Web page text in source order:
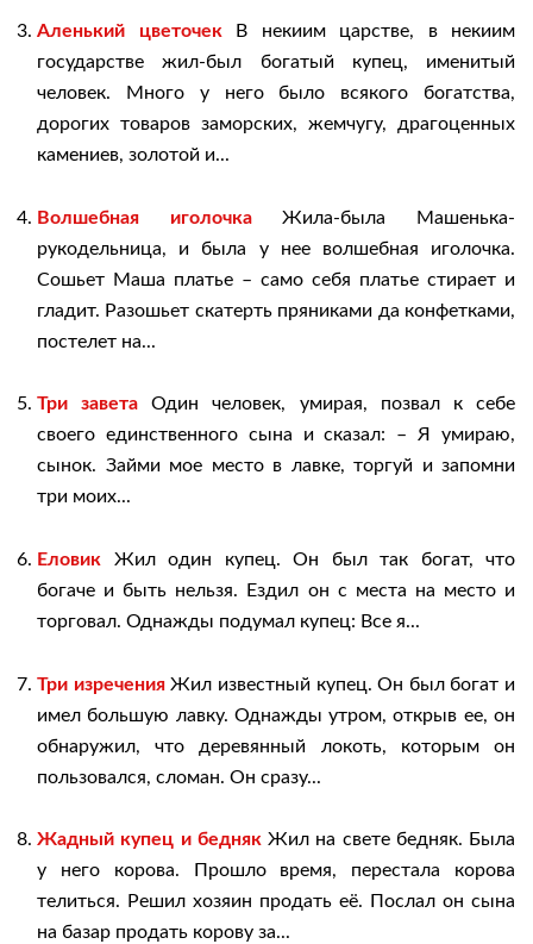
Аленький цветочек В некиим царстве, в некиим
государстве жил-был богатый купец, именитый
человек. Много у него было всякого богатства,
дорогих товаров заморских, жемчугу, драгоценных
камениев, золотой и...
Волшебная иголочкаЖила-была Машенька-
рукодельница, и была у нее волшебная иголочка.
Сошьет Маша платье – само себя платье стирает и
гладит. Разошьет скатерть пряниками да конфетками,
постелет на...
Три завета Один человек, умирая, позвал к себе
своего единственного сына и сказал: – Я умираю,
сынок. Займи мое место в лавке, торгуй и запомни
три моих...
Еловик Жил один купец. Он был так богат, что
богаче и быть нельзя. Ездил он с места на место и
торговал. Однажды подумал купец: Все я...
Три изреченияЖил известный купец. Он был богат и
имел большую лавку. Однажды утром, открыв ее, он
обнаружил, что деревянный локоть, которым он
пользовался, сломан. Он сразу...
Жадный купец и беднякЖил на свете бедняк. Была
у него корова. Прошло время, перестала корова
телиться. Решил хозяин продать её. Послал он сына
на базар продать корову за...